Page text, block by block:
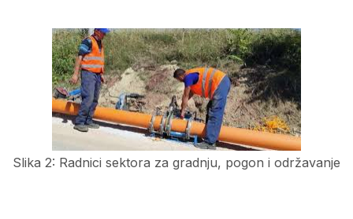
Slika 2: Radnici sektora za gradnju, pogon i održavanje